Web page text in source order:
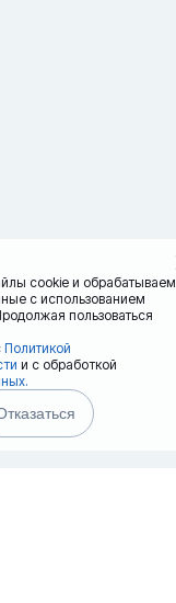
cookie и обрабатываем
с использованием
пользоваться
Политикой
и с обработкой